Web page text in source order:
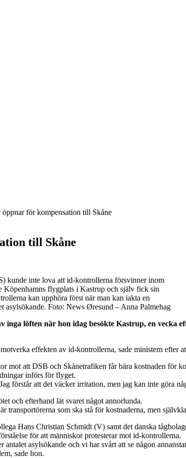
för kompensation till Skåne
till Skåne
kunde inte lova att id-kontrollerna försvinner inom
Köpenhamns flygplats i Kastrup och själv fick sin
kan upphöra först när man kan iakta en
asylsökande. Foto: News Øresund – Anna Palmehag
löften när hon idag besökte Kastrup, en vecka
effekten av id-kontrollerna, sade ministern efter
mot att DSB och Skånetrafiken får bära kostnaden för
införs för flyget.
förstår att det väcker irritation, men jag kan inte göra
och efterhand lät svaret något annorlunda.
transportörerna som ska stå för kostnaderna, men
Hans Christian Schmidt (V) samt det danska
för att människor protesterar mot id-kontrollerna.
asylsökande och vi har svårt att se någon
sade hon.